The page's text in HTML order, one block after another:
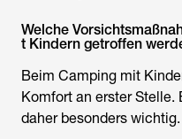
Welche
t Kindern getroffen
Beim Camping mit
Komfort an erster Stelle.
daher besonders wichtig.